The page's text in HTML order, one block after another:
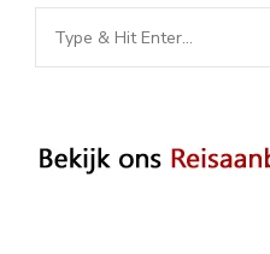
Looking
for